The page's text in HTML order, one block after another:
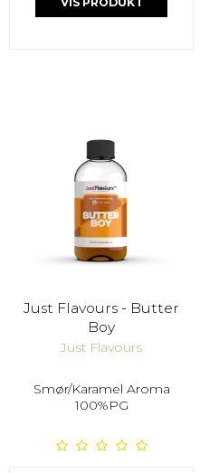
Just Flavours - Butter
Boy
Just Flavours
Smør/Karamel Aroma
100%PG